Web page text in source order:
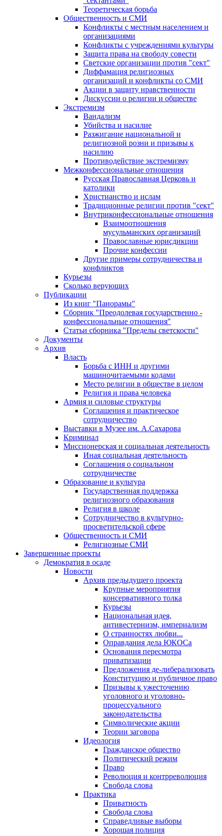
Теоретическая борьба
Общественность и СМИ
Конфликты с местным населением и
организациями
Конфликты с учреждениями культуры
Защита права на свободу совести
Светские организации против "сект"
Диффамация религиозных
организаций и конфликты со СМИ
Акции в защиту нравственности
Дискуссии о религии и обществе
Экстремизм
Вандализм
Убийства и насилие
Разжигание национальной и
религиозной розни и призывы к
насилию
Противодействие экстремизму
Межконфессиональные отношения
Русская Православная Церковь и
католики
Христианство и ислам
Традиционные религии против "сект"
Внутриконфессиональные отношения
Взаимоотношения
мусульманских организаций
Православные юрисдикции
Прочие конфессии
Другие примеры сотрудничества и
конфликтов
Курьезы
Сколько верующих
Публикации
Из книг "Панорамы"
Сборник "Преодолевая государственно -
конфессиональные отношения"
Статьи сборника "Пределы светскости"
Документы
Архив
Власть
Борьба с ИНН и другими
машиночитаемыми кодами
Место религии в обществе в целом
Религия и права человека
Армия и силовые структуры
Соглашения и практическое
сотрудничество
Выставки в Музее им. А.Сахарова
Криминал
Миссионерская и социальная деятельность
Иная социальная деятельность
Соглашения о социальном
сотрудничестве
Образование и культура
Государственная поддержка
религиозного образования
Религия в школе
Сотрудничество в культурно-
просветительской сфере
Общественность и СМИ
Религиозные СМИ
Завершенные проекты
Демократия в осаде
Новости
Архив предыдущего проекта
Крупные мероприятия
консервативного толка
Курьезы
Национальная идея,
антивестернизм, империализм
О странностях любви...
Оправдания дела ЮКОСа
Основания пересмотра
приватизации
Предложения де-либерализовать
Конституцию и публичное право
Призывы к ужесточению
уголовного и уголовно-
процессуального
законодательства
Символические акции
Теории заговора
Идеология
Гражданское общество
Политический режим
Право
Революция и контрреволюция
Свобода слова
Практика
Приватность
Свобода слова
Справедливые выборы
Хорошая полиция